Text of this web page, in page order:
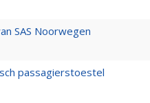
SAS Noorwegen
passagierstoestel